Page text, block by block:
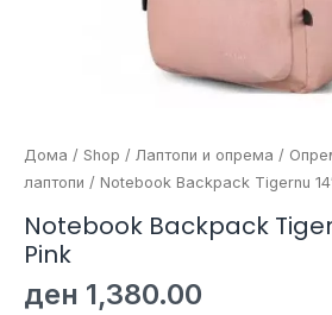
Дома / Shop / Лаптопи и опрема /
лаптопи / Notebook Backpack Tigernu
Notebook Backpack
Pink
ден 1,380.00